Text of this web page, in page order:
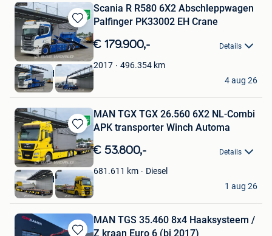
Bewaren
in
Mijn
Favorieten
Scania R R580 6X2 Abschleppwagen
Palfinger PK33002 EH Crane
€ 179.900,- Details
2017 496.354 km
BAS World B.V.
Veghel
4 aug 26
Bewaren
in
Mijn
Favorieten
MAN TGX TGX 26.560 6X2 NL-Combi
APK transporter Winch Automa
€ 53.800,- Details
681.611 km
Diesel
BAS World B.V.
Veghel
1 aug 26
MAN TGS 35.460 8x4 Haaksysteem /
Z kraan Euro 6 (bj 2017)